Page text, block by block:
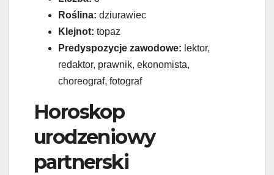
Roślina: dziurawiec
Klejnot: topaz
Predyspozycje zawodowe: lektor,
redaktor, prawnik, ekonomista,
choreograf, fotograf
Horoskop
urodzeniowy
partnerski